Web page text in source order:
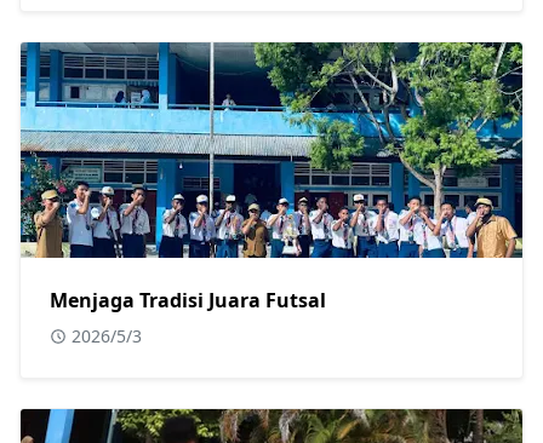
Menjaga Tradisi Juara Futsal
2026/5/3